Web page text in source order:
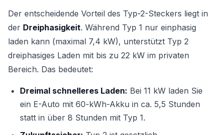
Der entscheidende Vorteil des Typ-2-Steckers liegt in
der Dreiphasigkeit. Während Typ 1 nur einphasig
laden kann (maximal 7,4 kW), unterstützt Typ 2
dreiphasiges Laden mit bis zu 22 kW im privaten
Bereich. Das bedeutet:
Dreimal schnelleres Laden: Bei 11 kW laden Sie
ein E-Auto mit 60-kWh-Akku in ca. 5,5 Stunden
statt in über 8 Stunden mit Typ 1.